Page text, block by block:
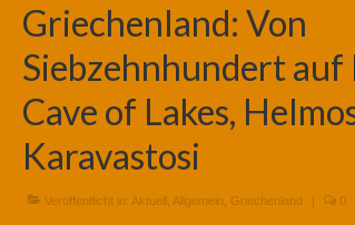
Griechenland: Von
Siebzehnhundert auf
Cave of Lakes,
Karavastosi
Veröffentlicht in: Aktuell, Allgemein Griechenland | 0